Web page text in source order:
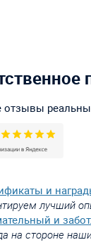
отзывы
и
лучший
и
на стороне